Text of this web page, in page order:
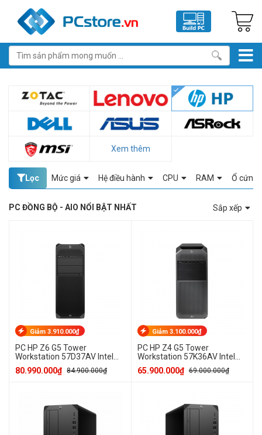
Xem thêm
Lọc Mức giá Hệ điều hành CPU RAM Ổ cứng
PC ĐỒNG BỘ - AIO NỔI BẬT NHẤT Sắp xếp
Giảm 3.910.000₫
PC HP Z6 G5 Tower
Workstation 57D37AV Intel
Xeon W5-3433 RAM 32GB
SSD 512GB
80.990.000₫ 84.900.000₫
Giảm 3.100.000₫
PC HP Z4 G5 Tower
Workstation 57K36AV Intel
Xeon W3-2435 RAM 32GB
SSD 512GB
65.900.000₫ 69.000.000₫